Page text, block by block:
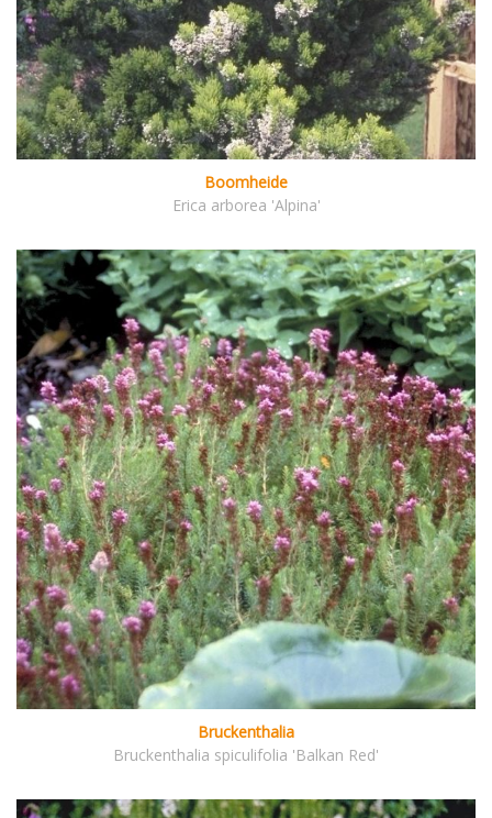
Boomheide
Erica arborea 'Alpina'
Bruckenthalia
Bruckenthalia spiculifolia 'Balkan Red'